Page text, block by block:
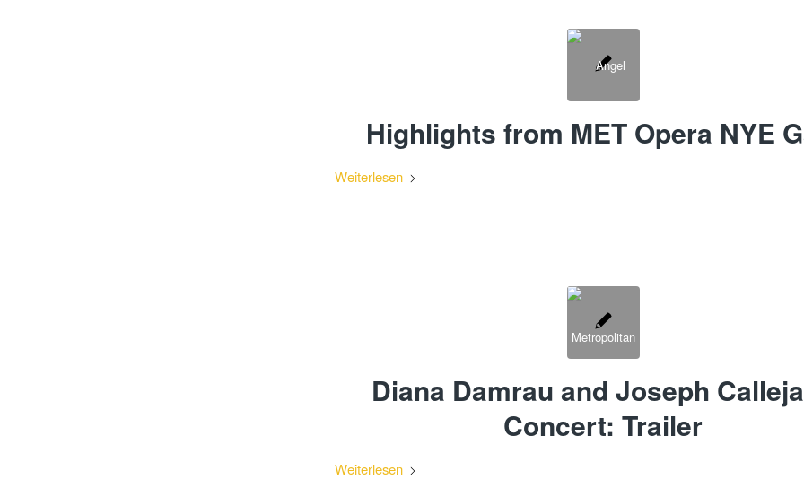
Highlights from MET Opera NYE
Weiterlesen
Diana Damrau and Joseph
Concert: Trailer
Weiterlesen